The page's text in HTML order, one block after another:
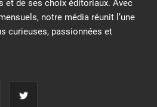
et de ses choix éditoriaux. Avec
notre média réunit l’une
curieuses, passionnées et